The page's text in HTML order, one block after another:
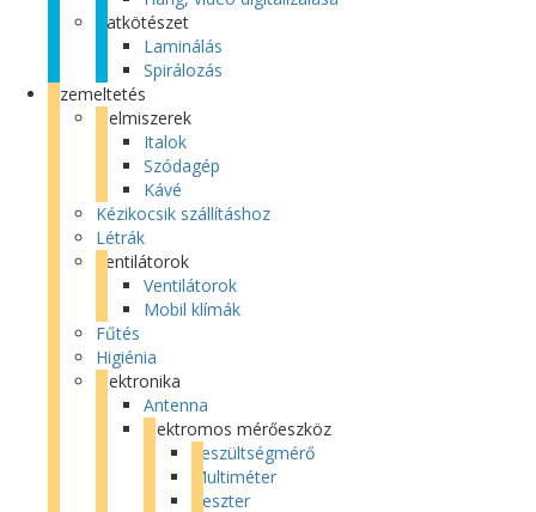
Iratkötészet
Laminálás
Spirálozás
Üzemeltetés
Élelmiszerek
Italok
Szódagép
Kávé
Kézikocsik szállításhoz
Létrák
Ventilátorok
Ventilátorok
Mobil klímák
Fűtés
Higiénia
Elektronika
Antenna
Elektromos mérőeszköz
Feszültségmérő
Multiméter
Teszter